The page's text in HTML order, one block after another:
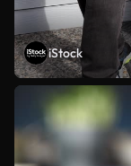
iStock